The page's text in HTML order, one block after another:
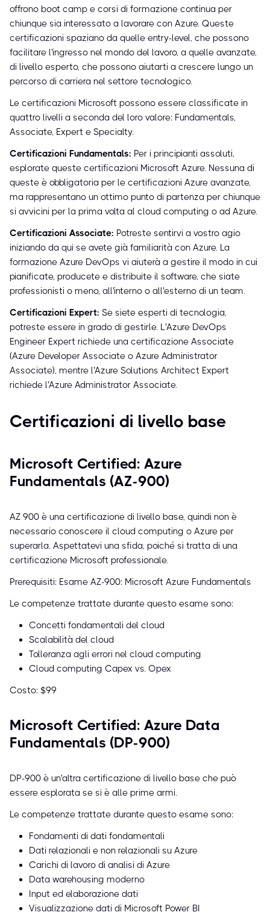
offrono boot camp e corsi di formazione continua per
chiunque sia interessato a lavorare con Azure. Queste
certificazioni spaziano da quelle entry-level, che possono
facilitare l'ingresso nel mondo del lavoro, a quelle avanzate,
di livello esperto, che possono aiutarti a crescere lungo un
percorso di carriera nel settore tecnologico.
Le certificazioni Microsoft possono essere classificate in
quattro livelli a seconda del loro valore: Fundamentals,
Associate, Expert e Specialty.
Certificazioni Fundamentals: Per i principianti assoluti,
esplorate queste certificazioni Microsoft Azure. Nessuna di
queste è obbligatoria per le certificazioni Azure avanzate,
ma rappresentano un ottimo punto di partenza per chiunque
si avvicini per la prima volta al cloud computing o ad Azure.
Certificazioni Associate: Potreste sentirvi a vostro agio
iniziando da qui se avete già familiarità con Azure. La
formazione Azure DevOps vi aiuterà a gestire il modo in cui
pianificate, producete e distribuite il software, che siate
professionisti o meno, all'interno o all'esterno di un team.
Certificazioni Expert: Se siete esperti di tecnologia,
potreste essere in grado di gestirle. L'Azure DevOps
Engineer Expert richiede una certificazione Associate
(Azure Developer Associate o Azure Administrator
Associate), mentre l'Azure Solutions Architect Expert
richiede l'Azure Administrator Associate.
Certificazioni di livello base
Microsoft Certified: Azure
Fundamentals (AZ-900)
AZ 900 è una certificazione di livello base, quindi non è
necessario conoscere il cloud computing o Azure per
superarla. Aspettatevi una sfida, poiché si tratta di una
certificazione Microsoft professionale.
Prerequisiti: Esame AZ-900: Microsoft Azure Fundamentals
Le competenze trattate durante questo esame sono:
Concetti fondamentali del cloud
Scalabilità del cloud
Tolleranza agli errori nel cloud computing
Cloud computing Capex vs. Opex
Costo: $99
Microsoft Certified: Azure Data
Fundamentals (DP-900)
DP-900 è un'altra certificazione di livello base che può
essere esplorata se si è alle prime armi.
Le competenze trattate durante questo esame sono:
Fondamenti di dati fondamentali
Dati relazionali e non relazionali su Azure
Carichi di lavoro di analisi di Azure
Data warehousing moderno
Input ed elaborazione dati
Visualizzazione dati di Microsoft Power BI